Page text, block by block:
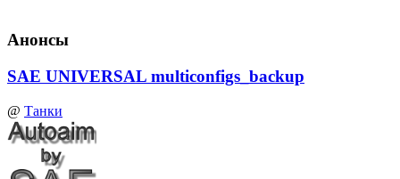
Анонсы
SAE UNIVERSAL multiconfigs_backup
@ Танки